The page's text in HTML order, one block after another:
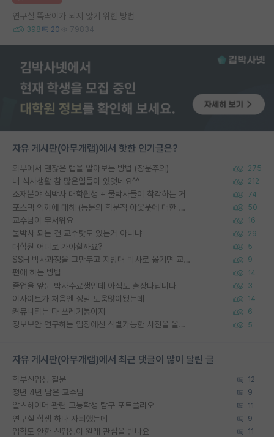
연구실 뚝딱이가 되지 않기 위한 방법
398 20 79834
자유 게시판(아무개랩)에서 핫한 인기글은?
외부에서 괜찮은 랩을 알아보는 방법 (장문주의) 275
내 석사생활 참 많은일들이 있엇네요^^ 212
소재분야 석박사 대학원생 + 물박사들이 착각하는 거 74
포스텍 억까에 대해 (동문의 학문적 아웃풋에 대한 반박) 50
교수님이 무서워요 16
물박사 되는 건 교수탓도 있는거 아니냐 29
대학원 어디로 가야할까요? 5
SSH 박사과정을 그만두고 지방대 박사로 옮기면 교수의 꿈은 끝일까요? 9
편애 하는 방법 14
졸업을 앞둔 박사수료생인데 아직도 출장다닙니다 3
이사이트가 처음엔 정말 도움많이됐는데 14
커뮤니티는 다 쓰레기통이지 6
정보보안 연구하는 입장에선 식별가능한 사진을 올리는건 비추이긴함 5
자유 게시판(아무개랩)에서 최근 댓글이 많이 달린 글
학부신입생 질문 12
정년 4년 남은 교수님 9
알츠하이머 관련 고등학생 탐구 포트폴리오 11
연구실 학생 하나 자퇴했는데 9
입학도 안한 신입생이 원래 관심을 받나요 11